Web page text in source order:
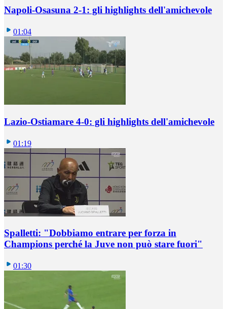
Napoli-Osasuna 2-1: gli highlights dell'amichevole
01:04
Lazio-Ostiamare 4-0: gli highlights dell'amichevole
01:19
Spalletti: "Dobbiamo entrare per forza in
Champions perché la Juve non può stare fuori"
01:30